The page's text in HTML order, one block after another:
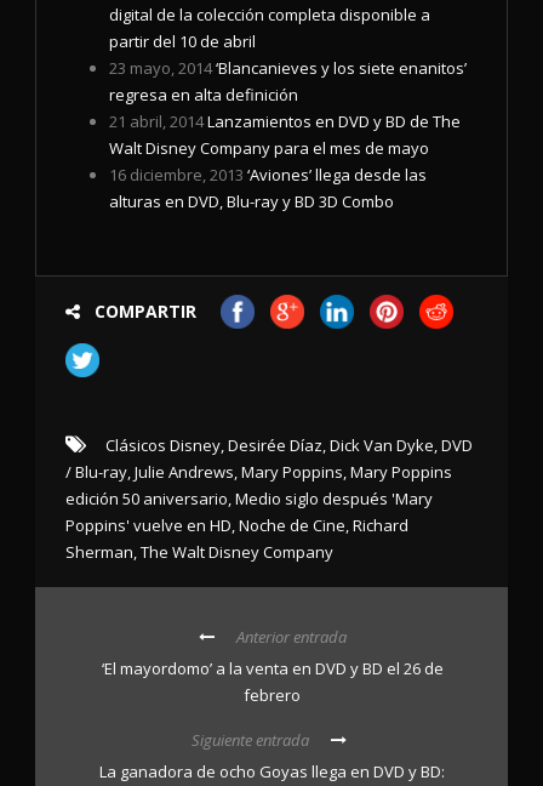
digital de la colección completa disponible a
partir del 10 de abril
23 mayo, 2014‘Blancanieves y los siete enanitos’
regresa en alta definición
21 abril, 2014Lanzamientos en DVD y BD de The
Walt Disney Company para el mes de mayo
16 diciembre, 2013 ‘Aviones’ llega desde las
alturas en DVD, Blu-ray y BD 3D Combo
COMPARTIR
Clásicos Disney,Desirée Díaz,Dick Van Dyke,DVD
/ Blu-ray,Julie Andrews,Mary Poppins,Mary Poppins
edición 50 aniversario,Medio siglo después 'Mary
Poppins' vuelve en HD,Noche de Cine,Richard
Sherman,The Walt Disney Company
Anterior entrada
‘El mayordomo’ a la venta en DVD y BD el 26 de
febrero
Siguiente entrada
La ganadora de ocho Goyas llega en DVD y BD: